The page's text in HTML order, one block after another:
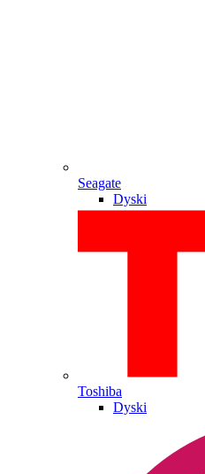
Seagate
Dyski
Toshiba
Dyski